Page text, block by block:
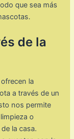
que sea más
de la
la
a través de un
nos permite
o
la casa.